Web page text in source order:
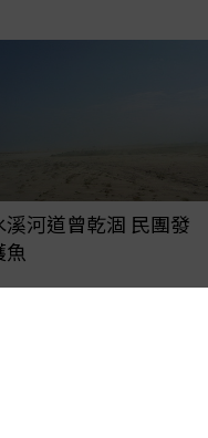
溪河道曾乾涸 民團發
魚